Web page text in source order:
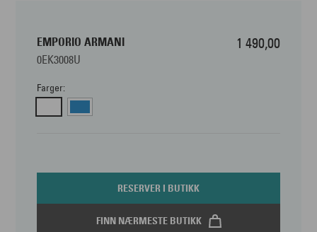
EMPORIO ARMANI
0EK3008U
1 490,00
Farger:
RESERVER I BUTIKK
FINN NÆRMESTE BUTIKK